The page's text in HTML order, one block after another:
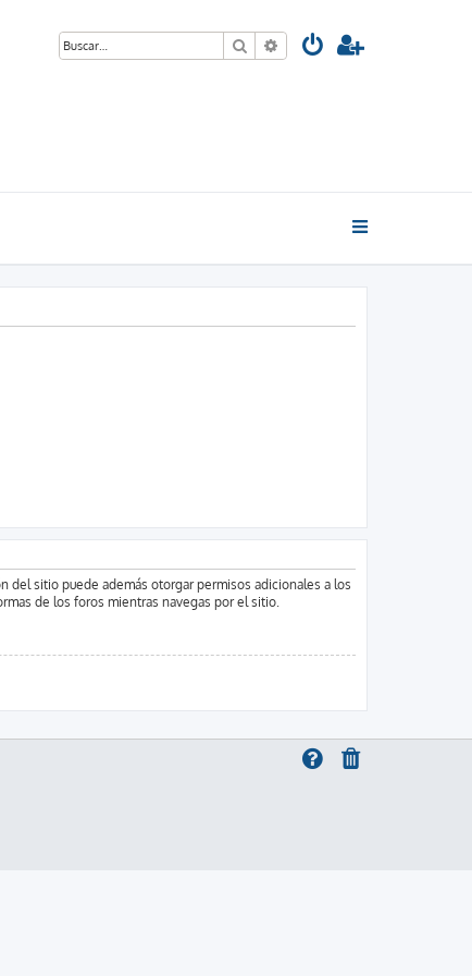
Buscar Búsqueda avanzada
del sitio puede además otorgar permisos adicionales a los
de los foros mientras navegas por el sitio.